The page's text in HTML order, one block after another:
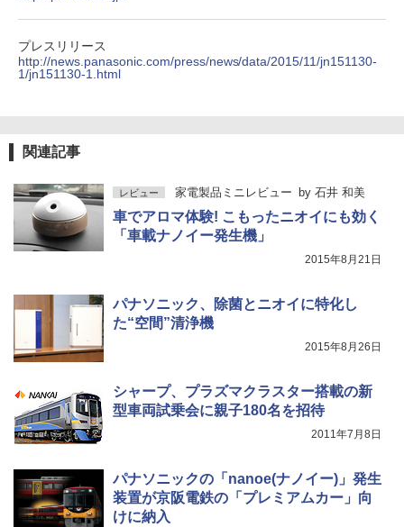
プレスリリース
http://news.panasonic.com/press/news/data/2015/11/jn151130-
1/jn151130-1.html
関連記事
レビュー 家電製品ミニレビュー by 石井 和美
車でアロマ体験! こもったニオイにも効く
「車載ナノイー発生機」
2015年8月21日
パナソニック、除菌とニオイに特化し
た“空間”清浄機
2015年8月26日
シャープ、プラズマクラスター搭載の新
型車両試乗会に親子180名を招待
2011年7月8日
パナソニックの「nanoe(ナノイー)」発生
装置が京阪電鉄の「プレミアムカー」向
けに納入